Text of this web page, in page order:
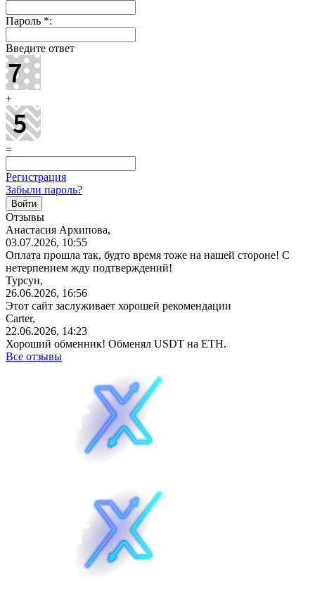
Пароль *:
Введите ответ
+
=
Регистрация
Забыли пароль?
Отзывы
Анастасия Архипова,
03.07.2026, 10:55
Оплата прошла так, будто время тоже на нашей стороне! С
нетерпением жду подтверждений!
Турсун,
26.06.2026, 16:56
Этот сайт заслуживает хорошей рекомендации
Carter,
22.06.2026, 14:23
Хороший обменник! Обменял USDT на ETH.
Все отзывы